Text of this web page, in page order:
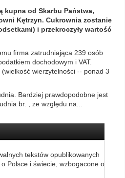
kupna od Skarbu Państwa,
Kętrzyn. Cukrownia zostanie
i przekroczyły wartość
firma zatrudniająca 239 osób
dochodowym i VAT.
wierzytelności -- ponad 3
Bardziej prawdopodobne jest
br. , ze względu na...
tekstów opublikowanych
Polsce i świecie, wzbogacone o